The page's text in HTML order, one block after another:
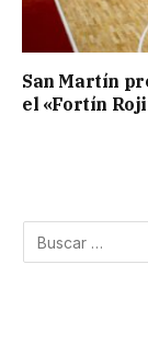
San Martín
el «Fortín